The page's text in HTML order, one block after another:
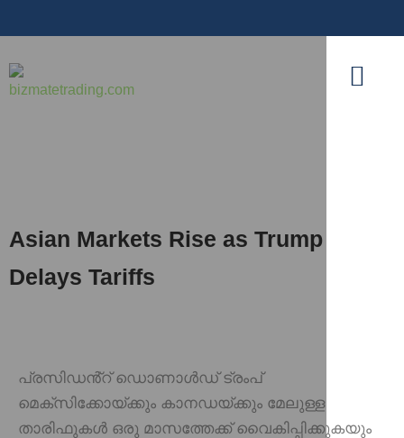
Asian Markets Rise as Trump
Delays Tariffs
പ്രസിഡൻ്റ് ഡൊണാൾഡ് ട്രംപ്
മെക്സിക്കോയ്ക്കും കാനഡയ്ക്കും മേലുള്ള
താരിഫുകൾ ഒരു മാസത്തേക്ക് വൈകിപ്പിക്കുകയും